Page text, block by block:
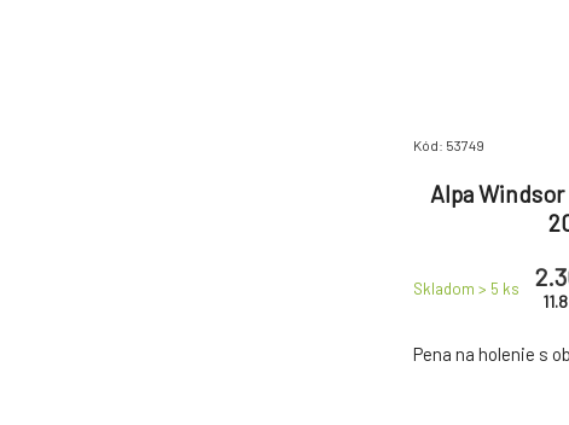
Kód: 53749
Alpa
Skladom > 5 ks
11.8
Pena na holenie s